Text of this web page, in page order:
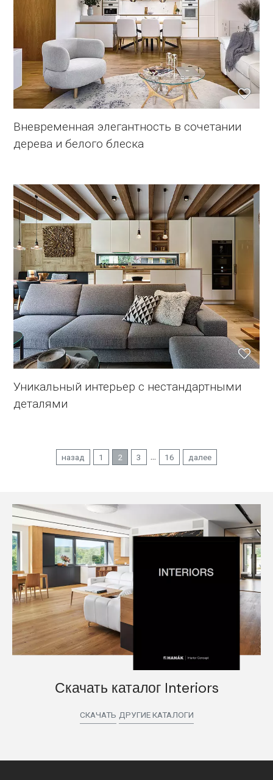
Вневременная элегантность в сочетании
дерева и белого блеска
Уникальный интерьер с нестандартными
деталями
назад 1 2 3 ... 16 далее
Скачать каталог Interiors
СКАЧАТЬ ДРУГИЕ КАТАЛОГИ